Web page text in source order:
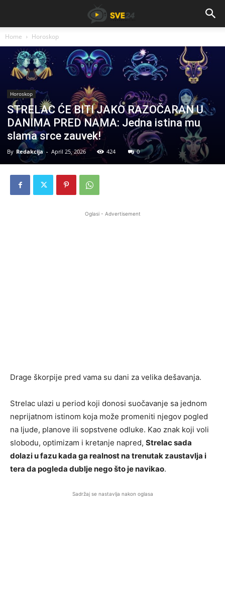
Home Horoskop
Horoskop
STRELAC ĆE BITI JAKO RAZOČARAN U
DANIMA PRED NAMA: Jedna istina mu
slama srce zauvek!
By Redakcija - April 25, 2026 424 0
Oglasi - Advertisement
Drage škorpije pred vama su dani za velika dešavanja.
Strelac ulazi u period koji donosi suočavanje sa jednom
neprijatnom istinom koja može promeniti njegov pogled
na ljude, planove ili sopstvene odluke. Kao znak koji voli
slobodu, optimizam i kretanje napred, Strelac sada
dolazi u fazu kada ga realnost na trenutak zaustavlja i
tera da pogleda dublje nego što je navikao.
Sadržaj se nastavlja nakon oglasa